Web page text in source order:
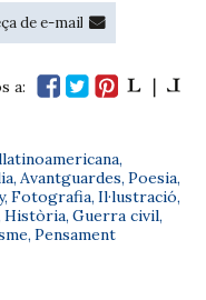
a:
,
, Avantguardes, Poesia,
, Fotografia, Il·lustració,
Història, Guerra civil,
, Pensament